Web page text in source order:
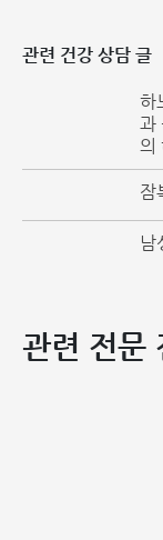
상적인 종괴(덩어
으며 통증을 유
다. 아기가 심하
경우 위험이 더
상담이 필요한
락하거나 여기에
관련 건강 상담 글
하
과
의
잠
남
관련 전문